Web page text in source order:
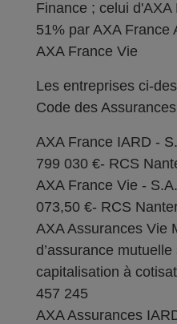
Finance ; celui
51% par AXA France
AXA France Vie
Les entreprises ci-
Code des
AXA France IARD -
799 030 €- RCS
AXA France Vie -
073,50 €- RCS
AXA Assurances Vie
d’assurance
capitalisation à
457 245
AXA Assurances